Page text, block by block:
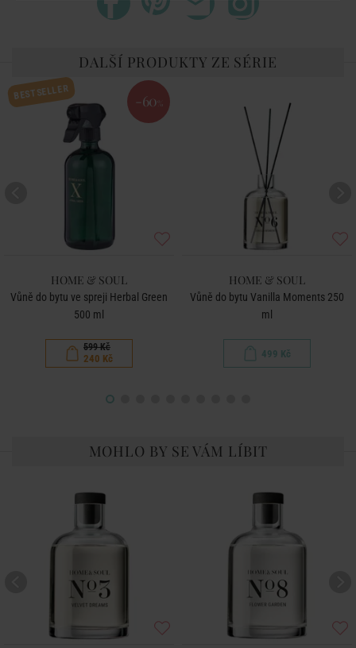
DALŠÍ PRODUKTY ZE SÉRIE
BESTSELLER -60 %
HOME & SOUL
Vůně do bytu ve spreji Herbal Green
500 ml
599 Kč
240 Kč
HOME & SOUL
Vůně do bytu Vanilla Moments 250
ml
499 Kč
MOHLO BY SE VÁM LÍBIT